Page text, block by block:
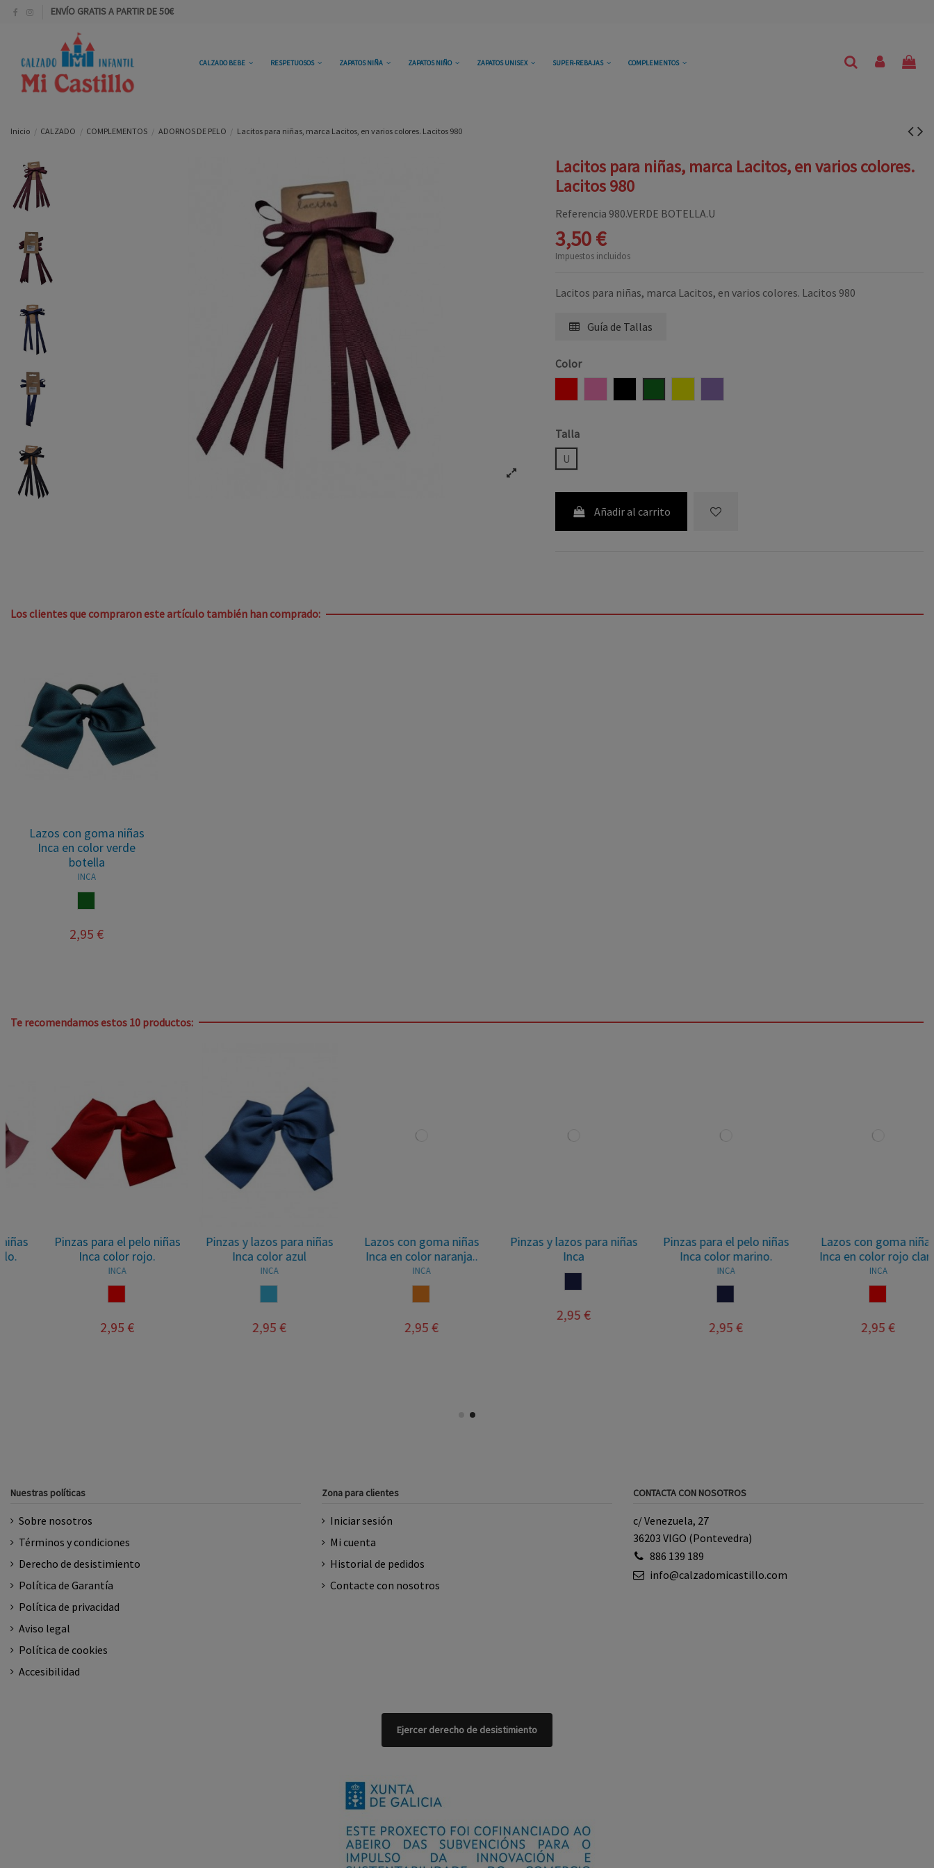
ENVÍO GRATIS A PARTIR DE 50€
CALZADO BEBE RESPETUOSOS ZAPATOS NIÑA ZAPATOS NIÑO ZAPATOS UNISEX SUPER-REBAJAS COMPLEMENTOS
Inicio CALZADO COMPLEMENTOS ADORNOS DE PELO Lacitos para niñas, marca Lacitos, en varios colores. Lacitos 980
Lacitos para niñas, marca Lacitos, en varios colores.
Lacitos 980
Referencia 980.VERDE BOTELLA.U
3,50 €
Impuestos incluidos
Lacitos para niñas, marca Lacitos, en varios colores. Lacitos 980
Guía de Tallas
Color
Talla
U
Añadir al carrito
Los clientes que compraron este artículo también han comprado:
Lazos con goma niñas
Inca en color verde
botella
INCA
2,95 €
Te recomendamos estos 10 productos:
Pinzas para el pelo niñas
Inca color rojo.
2,95 €
Pinzas y lazos para niñas
Inca color azul
2,95 €
Lazos con goma niñas
Inca en color naranja..
2,95 €
Pinzas y lazos para niñas
2,95 €
Pinzas para el pelo niñas
Inca color marino.
2,95 €
Lazos con goma niñas
Inca en color rojo claro
2,95 €
Nuestras políticas
Sobre nosotros
Términos y condiciones
Derecho de desistimiento
Política de Garantía
Política de privacidad
Aviso legal
Política de cookies
Accesibilidad
Zona para clientes
Iniciar sesión
Mi cuenta
Historial de pedidos
Contacte con nosotros
CONTACTA CON NOSOTROS
c/ Venezuela, 27
36203 VIGO (Pontevedra)
886 139 189
info@calzadomicastillo.com
Ejercer derecho de desistimiento